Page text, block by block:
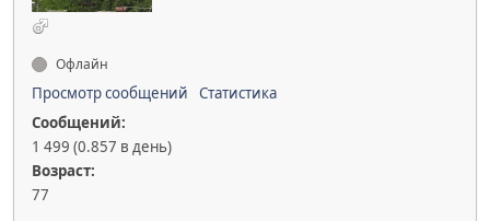
Офлайн
Просмотр сообщений
Статистика
Сообщений:
1 499 (0.857 в день)
Возраст:
77